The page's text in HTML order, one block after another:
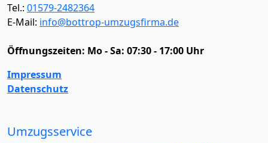
Tel.: 01579-2482364
E-Mail: info@bottrop-umzugsfirma.de
Öffnungszeiten: Mo - Sa: 07:30 - 17:00 Uhr
Impressum
Datenschutz
Umzugsservice